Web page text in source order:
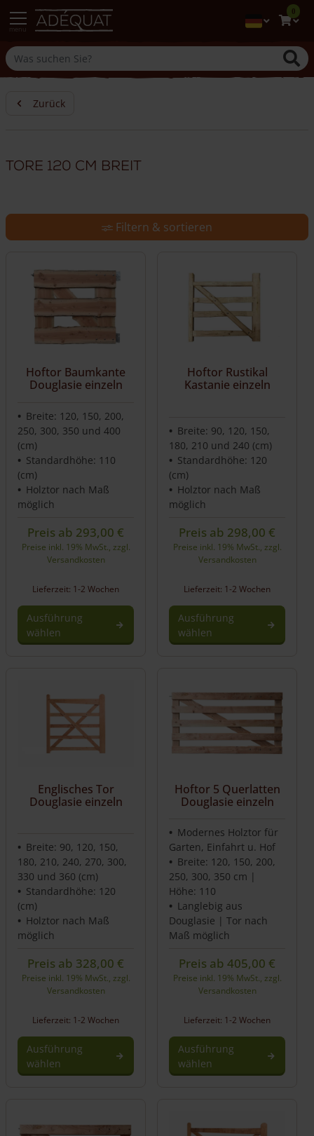
0
Zurück
Tore 120 cm breit
Filtern & sortieren
Hoftor Baumkante
Douglasie einzeln
Breite: 120, 150, 200,
250, 300, 350 und 400
(cm)
Standardhöhe: 110
(cm)
Holztor nach Maß
möglich
Preis ab 293,00 €
Preise inkl. 19% MwSt., zzgl.
Versandkosten
Lieferzeit: 1-2 Wochen
Ausführung
wählen
Hoftor Rustikal
Kastanie einzeln
Breite: 90, 120, 150,
180, 210 und 240 (cm)
Standardhöhe: 120
(cm)
Holztor nach Maß
möglich
Preis ab 298,00 €
Preise inkl. 19% MwSt., zzgl.
Versandkosten
Lieferzeit: 1-2 Wochen
Ausführung
wählen
Englisches Tor
Douglasie einzeln
Breite: 90, 120, 150,
180, 210, 240, 270, 300,
330 und 360 (cm)
Standardhöhe: 120
(cm)
Holztor nach Maß
möglich
Preis ab 328,00 €
Preise inkl. 19% MwSt., zzgl.
Versandkosten
Lieferzeit: 1-2 Wochen
Ausführung
wählen
Hoftor 5 Querlatten
Douglasie einzeln
Modernes Holztor für
Garten, Einfahrt u. Hof
Breite: 120, 150, 200,
250, 300, 350 cm |
Höhe: 110
Langlebig aus
Douglasie | Tor nach
Maß möglich
Preis ab 405,00 €
Preise inkl. 19% MwSt., zzgl.
Versandkosten
Lieferzeit: 1-2 Wochen
Ausführung
wählen